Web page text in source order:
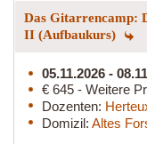
Das Gitarrencamp:
II (Aufbaukurs)
05.11.2026 -
€ 645 - Weitere
Dozenten:
Domizil: Altes